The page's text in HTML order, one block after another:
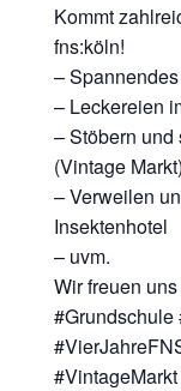
Kommt
fns:köln!
–
– Leckereien
– Stöbern
(Vintage Markt)
– Verweilen
Insektenhotel
– uvm.
Wir freuen
#Grundschule